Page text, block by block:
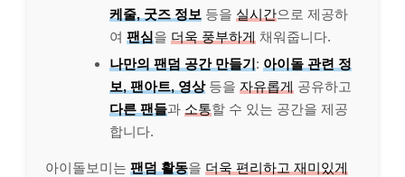
케줄, 굿즈 정보 등을 실시간으로 제공하
여 팬심을 더욱 풍부하게 채워줍니다.
나만의 팬덤 공간 만들기: 아이돌 관련 정
보, 팬아트, 영상등을 자유롭게 공유하고
다른 팬들과 소통할 수 있는 공간을 제공
합니다.
아이돌보미는 팬덤 활동을 더욱 편리하고 재미있게